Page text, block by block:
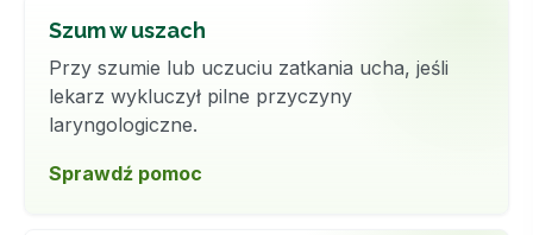
Szum w uszach
Przy szumie lub uczuciu zatkania ucha, jeśli
lekarz wykluczył pilne przyczyny
laryngologiczne.
Sprawdź pomoc